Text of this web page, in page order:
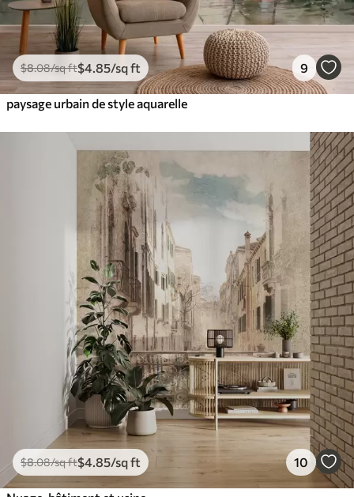
$8.08/sq ft$4 .85/sq ft 9
paysage urbain de style aquarelle
$8.08/sq ft$4 .85/sq ft 10